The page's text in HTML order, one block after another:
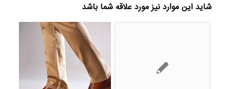
شاید این موارد نیز مورد علاقه شما باشد